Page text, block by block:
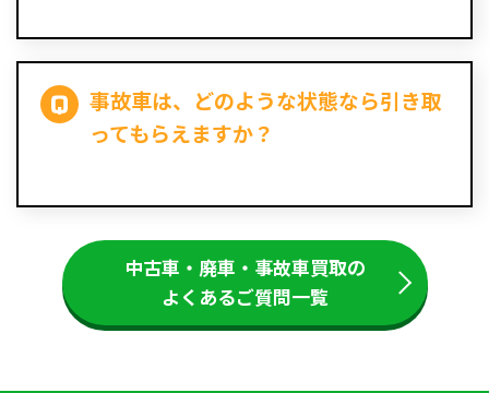
事故車は、どのような状態なら引き取
ってもらえますか？
中古車・廃車・事故車買取の
よくあるご質問一覧